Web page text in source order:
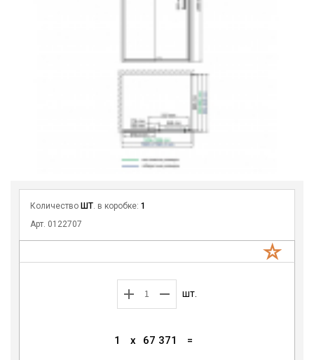
Количество ШТ. в коробке: 1
Арт. 0122707
шт.
1 x 67 371 =